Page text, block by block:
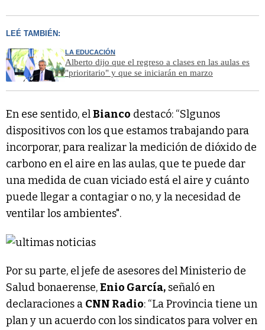
LEÉ TAMBIÉN:
LA EDUCACIÓN
Alberto dijo que el regreso a clases en las aulas es
"prioritario" y que se iniciarán en marzo
En ese sentido, elBianco destacó: “Slgunos
dispositivos con los que estamos trabajando para
incorporar, para realizar la medición de dióxido de
carbono en el aire en las aulas, que te puede dar
una medida de cuan viciado está el aire y cuánto
puede llegar a contagiar o no, y la necesidad de
ventilar los ambientes".
Por su parte, el jefe de asesores del Ministerio de
Salud bonaerense,Enio García, señaló en
declaraciones a CNN Radio: “La Provincia tiene un
plan y un acuerdo con los sindicatos para volver en